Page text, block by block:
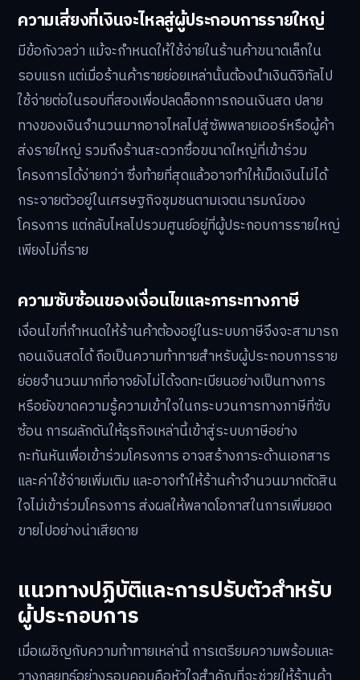
ความเสี่ยงที่เงินจะไหลสู่ผู้ประกอบการรายใหญ่
มีข้อกังวลว่า แม้จะกำหนดให้ใช้จ่ายในร้านค้าขนาดเล็กใน
รอบแรก แต่เมื่อร้านค้ารายย่อยเหล่านั้นต้องนำเงินดิจิทัลไป
ใช้จ่ายต่อในรอบที่สองเพื่อปลดล็อกการถอนเงินสด ปลาย
ทางของเงินจำนวนมากอาจไหลไปสู่ซัพพลายเออร์หรือผู้ค้า
ส่งรายใหญ่ รวมถึงร้านสะดวกซื้อขนาดใหญ่ที่เข้าร่วม
โครงการได้ง่ายกว่า ซึ่งท้ายที่สุดแล้วอาจทำให้เม็ดเงินไม่ได้
กระจายตัวอยู่ในเศรษฐกิจชุมชนตามเจตนารมณ์ของ
โครงการ แต่กลับไหลไปรวมศูนย์อยู่ที่ผู้ประกอบการรายใหญ่
เพียงไม่กี่ราย
ความซับซ้อนของเงื่อนไขและภาระทางภาษี
เงื่อนไขที่กำหนดให้ร้านค้าต้องอยู่ในระบบภาษีจึงจะสามารถ
ถอนเงินสดได้ ถือเป็นความท้าทายสำหรับผู้ประกอบการราย
ย่อยจำนวนมากที่อาจยังไม่ได้จดทะเบียนอย่างเป็นทางการ
หรือยังขาดความรู้ความเข้าใจในกระบวนการทางภาษีที่ซับ
ซ้อน การผลักดันให้ธุรกิจเหล่านี้เข้าสู่ระบบภาษีอย่าง
กะทันหันเพื่อเข้าร่วมโครงการ อาจสร้างภาระด้านเอกสาร
และค่าใช้จ่ายเพิ่มเติม และอาจทำให้ร้านค้าจำนวนมากตัดสิน
ใจไม่เข้าร่วมโครงการ ส่งผลให้พลาดโอกาสในการเพิ่มยอด
ขายไปอย่างน่าเสียดาย
แนวทางปฏิบัติและการปรับตัวสำหรับ
ผู้ประกอบการ
เมื่อเผชิญกับความท้าทายเหล่านี้ การเตรียมความพร้อมและ